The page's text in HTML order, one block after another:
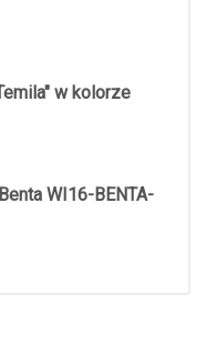
w kolorze
WI16-BENTA-